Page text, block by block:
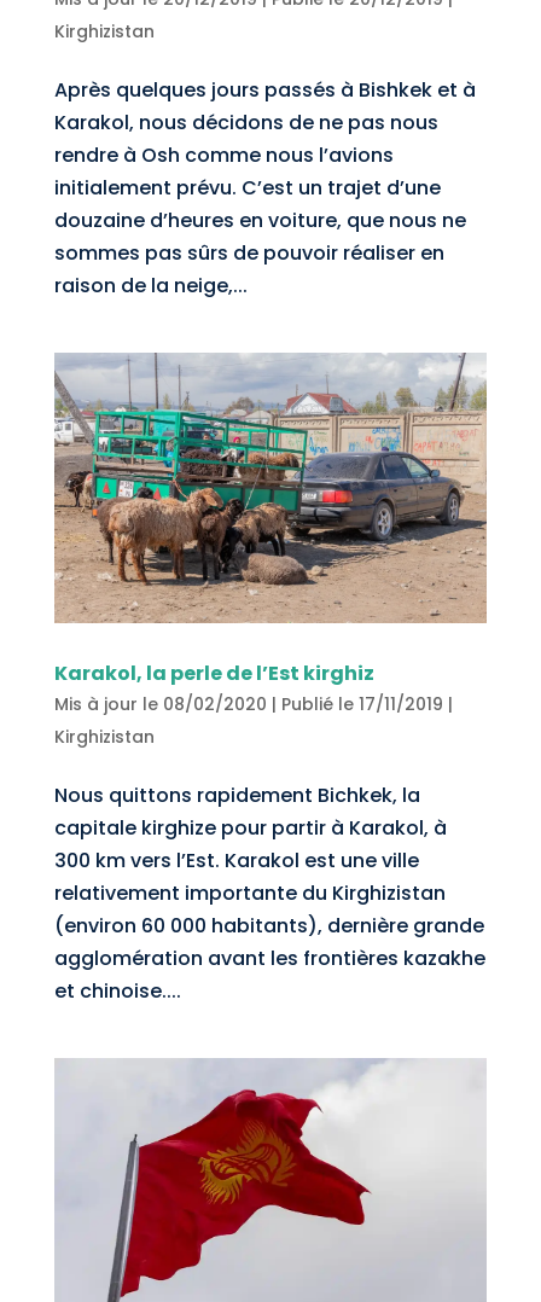
Kirghizistan
Après quelques jours passés à Bishkek et à
Karakol, nous décidons de ne pas nous
rendre à Osh comme nous l’avions
initialement prévu. C’est un trajet d’une
douzaine d’heures en voiture, que nous ne
sommes pas sûrs de pouvoir réaliser en
raison de la neige,...
Karakol, la perle de l’Est kirghiz
Mis à jour le 08/02/2020 | Publié le 17/11/2019 |
Kirghizistan
Nous quittons rapidement Bichkek, la
capitale kirghize pour partir à Karakol, à
300 km vers l’Est. Karakol est une ville
relativement importante du Kirghizistan
(environ 60 000 habitants), dernière grande
agglomération avant les frontières kazakhe
et chinoise....